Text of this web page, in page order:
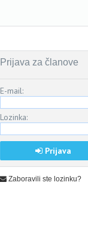
Prijava za članove
E-mail:
Lozinka:
Prijava
Zaboravili ste lozinku?